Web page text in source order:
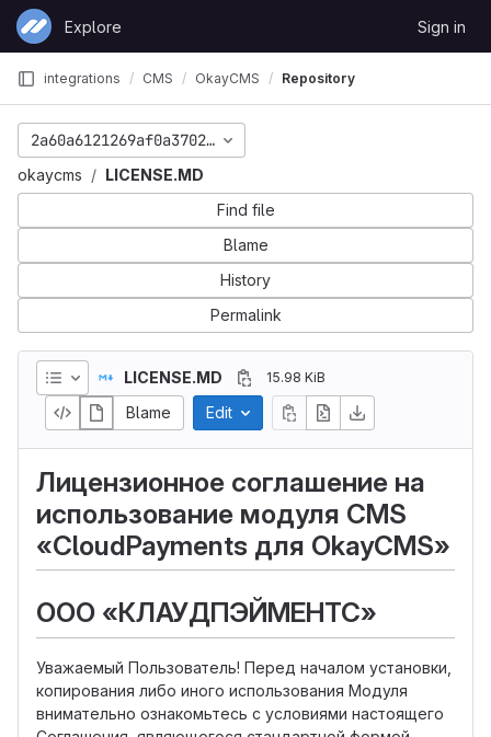
Skip to content
GitLab
Explore Sign in
integrations CMS OkayCMS Repository
2a60a6121269af0a37024483fa9cbb66416ef1c0
okaycms
LICENSE.MD
Find file
Blame
History
Permalink
LICENSE.MD 15.98 KiB
Blame Edit
Лицензионное соглашение на
использование модуля CMS
«CloudPayments для OkayCMS»
ООО «КЛАУДПЭЙМЕНТС»
Уважаемый Пользователь! Перед началом установки,
копирования либо иного использования Модуля
внимательно ознакомьтесь с условиями настоящего